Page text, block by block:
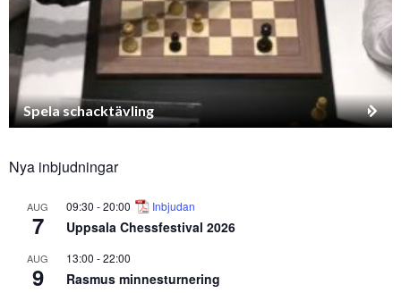
Spela schacktävling
Nya inbjudningar
AUG
7
09:30 -20:00 Inbjudan
Uppsala Chessfestival 2026
AUG
9
13:00 -22:00
Rasmus minnesturnering